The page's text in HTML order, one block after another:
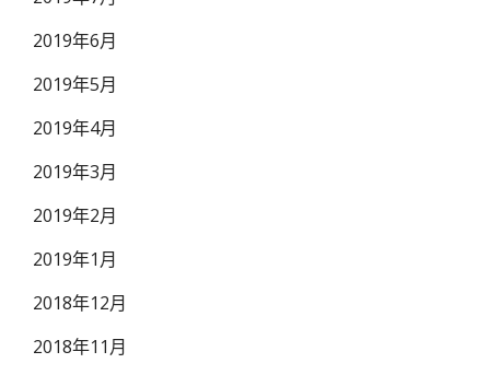
2019年6月
2019年5月
2019年4月
2019年3月
2019年2月
2019年1月
2018年12月
2018年11月